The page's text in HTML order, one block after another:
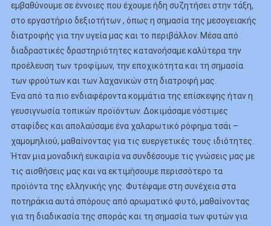
εμβαθύνουμε σε έννοιες που έχουμε ήδη συζητήσει στην τάξη,
στο εργαστήριο δεξιοτήτων , όπως η σημασία της μεσογειακής
διατροφής για την υγεία μας και το περιβάλλον. Μέσα από
διαδραστικές δραστηριότητες κατανοήσαμε καλύτερα την
προέλευση των τροφίμων, την εποχικότητα και τη σημασία
των φρούτων και των λαχανικών στη διατροφή μας.
Ένα από τα πιο ενδιαφέροντα κομμάτια της επίσκεψης ήταν η
γευσιγνωσία τοπικών προϊόντων. Δοκιμάσαμε νόστιμες
σταφίδες και απολαύσαμε ένα χαλαρωτικό ρόφημα τσάι –
χαμομηλιού, μαθαίνοντας για τις ευεργετικές τους ιδιότητες.
Ήταν μια μοναδική ευκαιρία να συνδέσουμε τις γνώσεις μας με
τις αισθήσεις μας και να εκτιμήσουμε περισσότερο τα
προϊόντα της ελληνικής γης. Φυτέψαμε στη συνέχεια στα
ποτηράκια αυτά σπόρους από αρωματικό φυτό, μαθαίνοντας
για τη διαδικασία της σποράς και τη σημασία των φυτών για